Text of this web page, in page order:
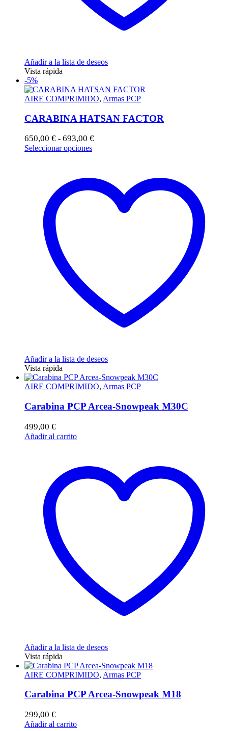
Añadir a la lista de deseos
Vista rápida
-5%
AIRE COMPRIMIDO, Armas PCP
CARABINA HATSAN FACTOR
650,00 € - 693,00 €
hasta
693,00 €
Seleccionar opcionesEste
variantes.
Las
opciones
Añadir a la lista de deseos
Vista rápida
AIRE COMPRIMIDO, Armas PCP
Carabina PCP Arcea-Snowpeak M30C
499,00 €
Añadir al carrito
Añadir a la lista de deseos
Vista rápida
AIRE COMPRIMIDO, Armas PCP
Carabina PCP Arcea-Snowpeak M18
299,00 €
Añadir al carrito